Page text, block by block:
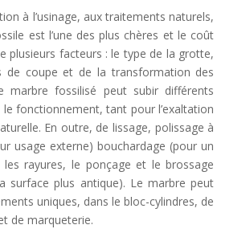
à l’usinage, aux traitements naturels,
est l’une des plus chères et le coût
plusieurs facteurs : le type de la grotte,
de coupe et de la transformation des
marbre fossilisé peut subir différents
fonctionnement, tant pour l’exaltation
En outre, de lissage, polissage à
usage externe) bouchardage (pour un
les rayures, le ponçage et le brossage
surface plus antique). Le marbre peut
uniques, dans le bloc-cylindres, de
de marqueterie.